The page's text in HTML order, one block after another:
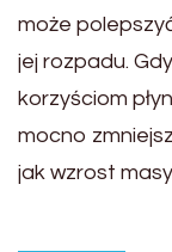
może
jej rozpadu.
korzyściom
mocno
jak wzrost masy